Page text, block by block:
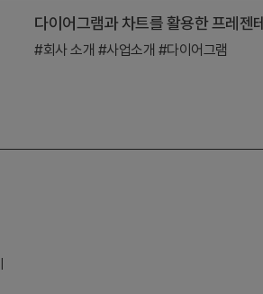
#회사 소개 #사업소개 #다이어그램